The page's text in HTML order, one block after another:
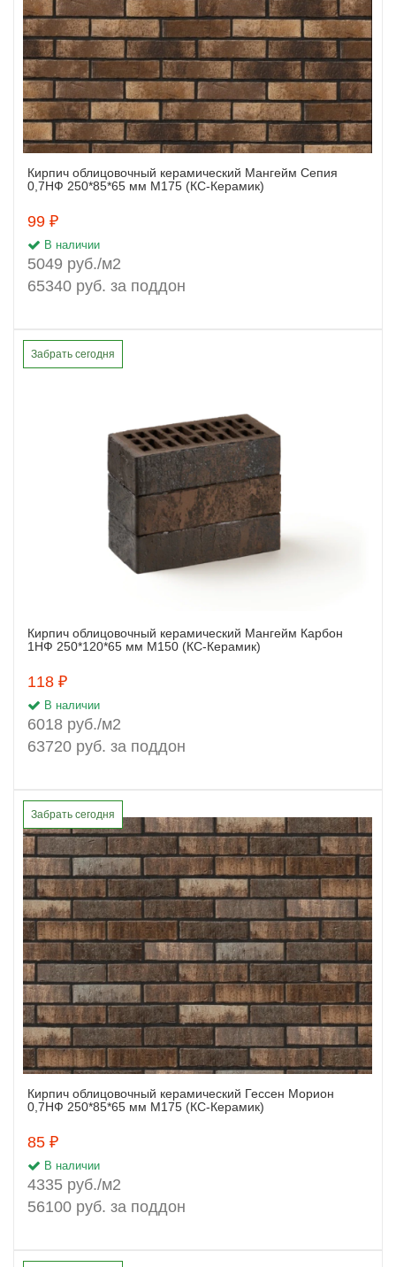
Заказать
Кирпич облицовочный керамический Мангейм Сепия
0,7НФ 250*85*65 мм М175 (КС-Керамик)
99 ₽
В наличии
5049 руб./м2
65340 руб. за поддон
Забрать сегодня
Заказать
Кирпич облицовочный керамический Мангейм Карбон
1НФ 250*120*65 мм М150 (КС-Керамик)
118 ₽
В наличии
6018 руб./м2
63720 руб. за поддон
Забрать сегодня
Заказать
Кирпич облицовочный керамический Гессен Морион
0,7НФ 250*85*65 мм М175 (КС-Керамик)
85 ₽
В наличии
4335 руб./м2
56100 руб. за поддон